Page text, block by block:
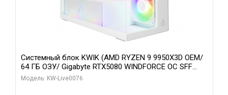
Системный блок KWIK (AMD RYZEN 9 9950X3D OEM/
64 ГБ ОЗУ/ Gigabyte RTX5080 WINDFORCE OC SFF
16GB GDDR7 256bit / 960 ГБ SSD)
Модель: KW-Live0076